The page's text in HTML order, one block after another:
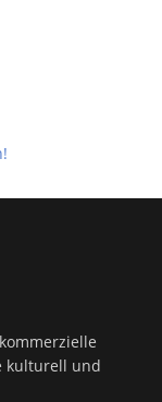
kulturell und